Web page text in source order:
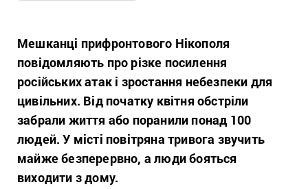
Мешканці прифронтового Нікополя
повідомляють про різке посилення
російських атак і зростання небезпеки для
цивільних. Від початку квітня обстріли
забрали життя або поранили понад 100
людей. У місті повітряна тривога звучить
майже безперервно, а люди бояться
виходити з дому.